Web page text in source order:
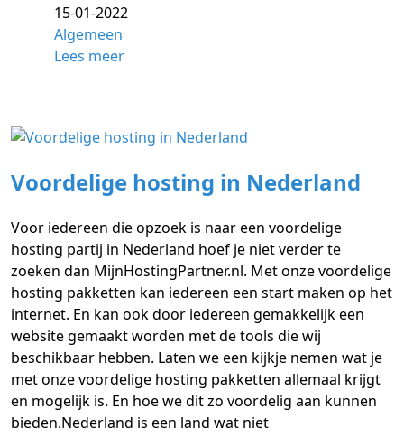
15-01-2022
Algemeen
Lees meer
Voordelige hosting in Nederland
Voor iedereen die opzoek is naar een voordelige
hosting partij in Nederland hoef je niet verder te
zoeken dan MijnHostingPartner.nl. Met onze voordelige
hosting pakketten kan iedereen een start maken op het
internet. En kan ook door iedereen gemakkelijk een
website gemaakt worden met de tools die wij
beschikbaar hebben. Laten we een kijkje nemen wat je
met onze voordelige hosting pakketten allemaal krijgt
en mogelijk is. En hoe we dit zo voordelig aan kunnen
bieden.Nederland is een land wat niet